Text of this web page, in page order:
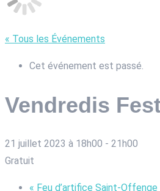
« Tous les Événements
Cet événement est passé.
Vendredis
21 juillet 2023 à 18h00 - 21h00
Gratuit
« Feu d’artifice Saint-Offenge